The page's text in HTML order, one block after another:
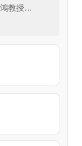
教授
能研習邀請
Google
使用方式。
之使用，增
興趣。